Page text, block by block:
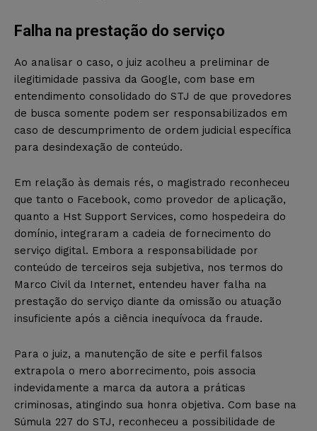
Falha na prestação do serviço
Ao analisar o caso, o juiz acolheu a preliminar de
ilegitimidade passiva da Google, com base em
entendimento consolidado do STJ de que provedores
de busca somente podem ser responsabilizados em
caso de descumprimento de ordem judicial específica
para desindexação de conteúdo.
Em relação às demais rés, o magistrado reconheceu
que tanto o Facebook, como provedor de aplicação,
quanto a Hst Support Services, como hospedeira do
domínio, integraram a cadeia de fornecimento do
serviço digital. Embora a responsabilidade por
conteúdo de terceiros seja subjetiva, nos termos do
Marco Civil da Internet, entendeu haver falha na
prestação do serviço diante da omissão ou atuação
insuficiente após a ciência inequívoca da fraude.
Para o juiz, a manutenção de site e perfil falsos
extrapola o mero aborrecimento, pois associa
indevidamente a marca da autora a práticas
criminosas, atingindo sua honra objetiva. Com base na
Súmula 227 do STJ, reconheceu a possibilidade de